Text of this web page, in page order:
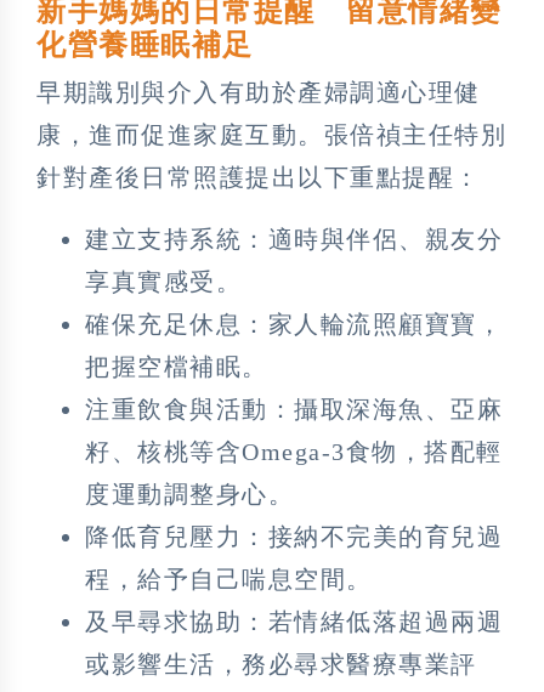
新手媽媽的日常提醒 留意情緒變
化營養睡眠補足
早期識別與介入有助於產婦調適心理健
康，進而促進家庭互動。張倍禎主任特別
針對產後日常照護提出以下重點提醒：
建立支持系統：適時與伴侶、親友分
享真實感受。
確保充足休息：家人輪流照顧寶寶，
把握空檔補眠。
注重飲食與活動：攝取深海魚、亞麻
籽、核桃等含Omega-3食物，搭配輕
度運動調整身心。
降低育兒壓力：接納不完美的育兒過
程，給予自己喘息空間。
及早尋求協助：若情緒低落超過兩週
或影響生活，務必尋求醫療專業評